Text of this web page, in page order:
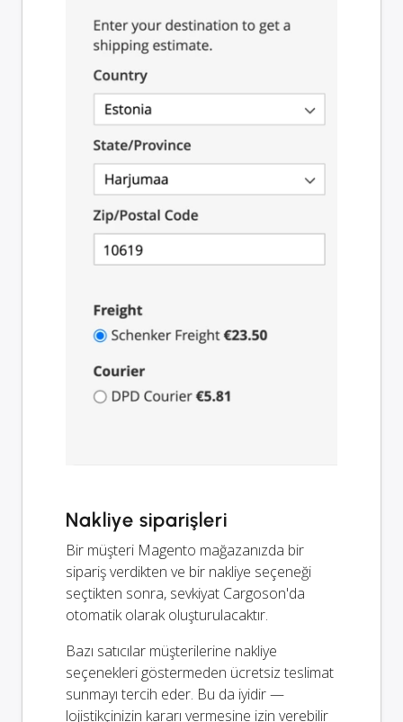
Nakliye siparişleri
Bir müşteri Magento mağazanızda bir
sipariş verdikten ve bir nakliye seçeneği
seçtikten sonra, sevkiyat Cargoson'da
otomatik olarak oluşturulacaktır.
Bazı satıcılar müşterilerine nakliye
seçenekleri göstermeden ücretsiz teslimat
sunmayı tercih eder. Bu da iyidir —
lojistikçinizin kararı vermesine izin verebilir